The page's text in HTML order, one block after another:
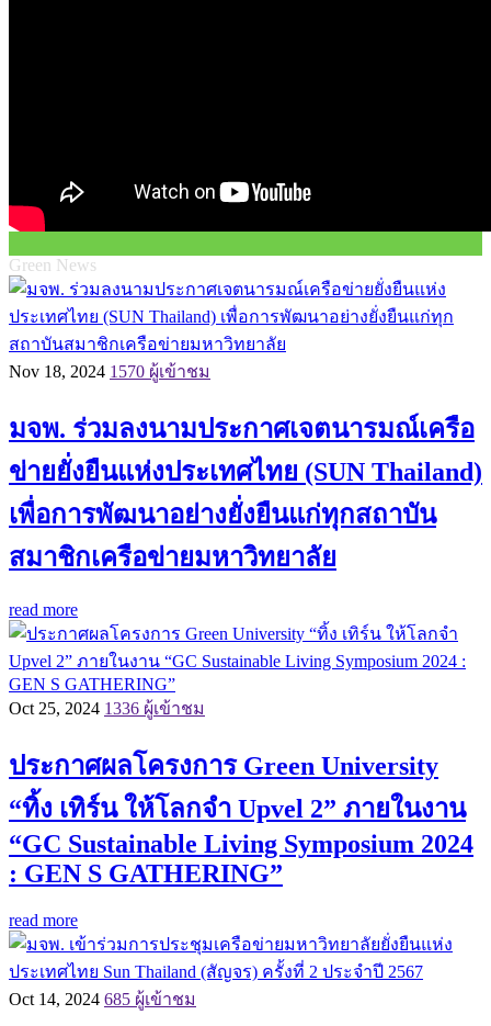
Green News
Nov 18, 2024 1570 ผู้เข้าชม
มจพ. ร่วมลงนามประกาศเจตนารมณ์เครือ
ข่ายยั่งยืนแห่งประเทศไทย (SUN Thailand)
เพื่อการพัฒนาอย่างยั่งยืนแก่ทุกสถาบัน
สมาชิกเครือข่ายมหาวิทยาลัย
read more
Oct 25, 2024 1336 ผู้เข้าชม
ประกาศผลโครงการ Green University
“ทิ้ง เทิร์น ให้โลกจำ Upvel 2” ภายในงาน
“GC Sustainable Living Symposium 2024
: GEN S GATHERING”
read more
Oct 14, 2024 685 ผู้เข้าชม